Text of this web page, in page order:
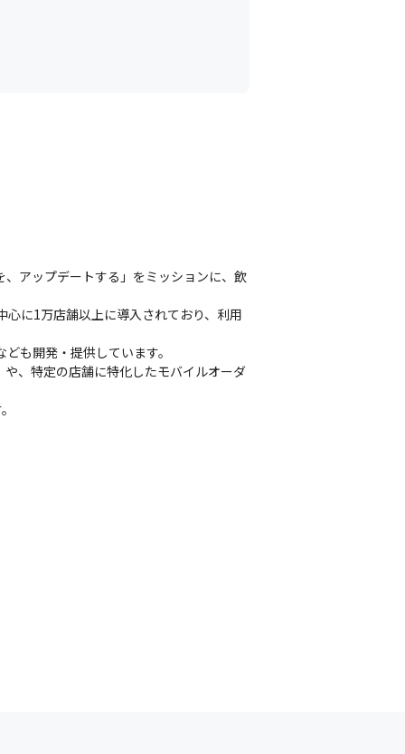
整っています。
アップデートする」をミッションに、飲
に1万店舗以上に導入されており、利用
も開発・提供しています。
、特定の店舗に特化したモバイルオーダ